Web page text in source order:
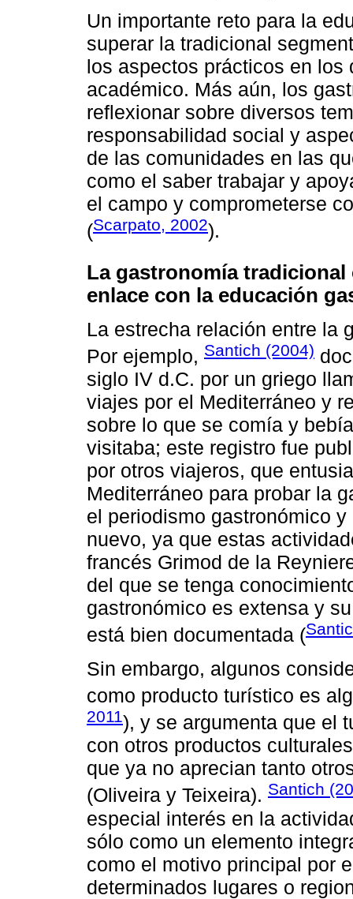
Un importante reto para la
superar la tradicional
los aspectos prácticos en
académico. Más aún, los
reflexionar sobre diversos
responsabilidad social y
de las comunidades en las
como el saber trabajar y
el campo y comprometerse
(Scarpato, 2002).
La gastronomía
enlace con la educación
La estrecha relación entre la
Por ejemplo, Santich (2004)
siglo IV d.C. por un griego
viajes por el Mediterráneo y
sobre lo que se comía y
visitaba; este registro fue
por otros viajeros, que
Mediterráneo para probar la
el periodismo gastronómico
nuevo, ya que estas
francés Grimod de la
del que se tenga
gastronómico es extensa y
está bien documentada (
Sin embargo, algunos
como producto turístico es
2011), y se argumenta que el
con otros productos
que ya no aprecian tanto
(Oliveira y Teixeira). Santich
especial interés en la
sólo como un elemento
como el motivo principal por
determinados lugares o